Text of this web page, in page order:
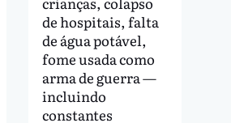
de hospitais, falta
de água potável,
fome usada como
arma de guerra —
incluindo
constantes